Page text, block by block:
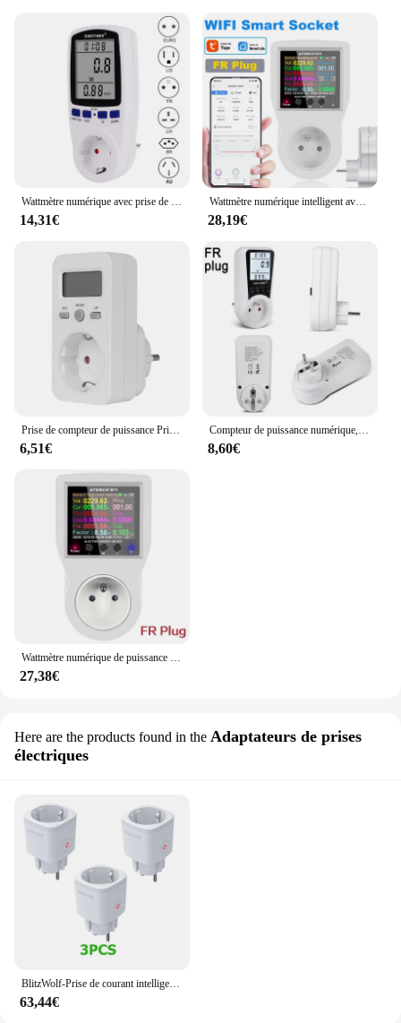
14,31€
Wattmètre numérique intelligent avec prise Wi-Fi, compteur de puissance, consommation d'électricité, prise EU, FR, US, UK, AU, 220V
28,19€
6,51€ 8,60€
Wattmètre numérique de puissance de prise de courant EU, compteur de consommation d'électricité, compteur d'énergie, 220V AC
27,38€
Here are the products found in the Adaptateurs de prises
électriques
BlitzWolf-Prise de courant intelligente, prise UE, Zigbee 3.0, moniteur d'électricité, télécommande Tuya, minuterie, fonctionne avec Alexa, Google Home
63,44€